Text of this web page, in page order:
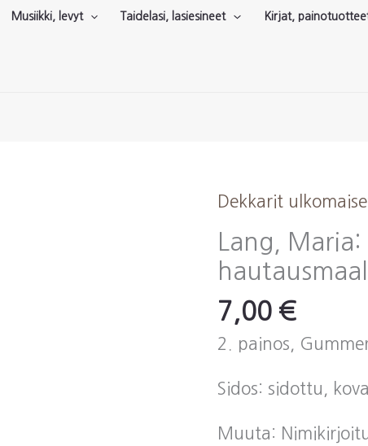
Musiikki, levyt Taidelasi, lasiesineet Kirjat,
Dekkarit
Lang,
7,00 €
2. painos,
Sidos: sidottu,
Muuta: